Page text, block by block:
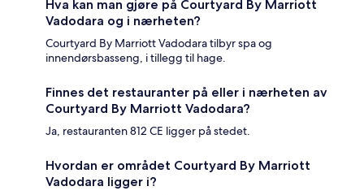
Hva kan man gjøre på Courtyard By Marriott
Vadodara og i nærheten?
Courtyard By Marriott Vadodara tilbyr spa og
innendørsbasseng, i tillegg til hage.
Finnes det restauranter på eller i nærheten av
Courtyard By Marriott Vadodara?
Ja, restauranten 812 CE ligger på stedet.
Hvordan er området Courtyard By Marriott
Vadodara ligger i?